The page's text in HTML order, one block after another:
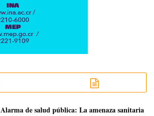
​Alarma de salud pública: La amenaza sanitaria